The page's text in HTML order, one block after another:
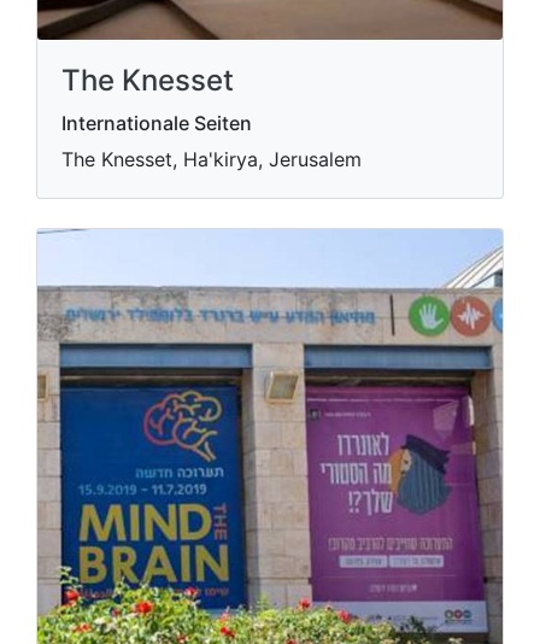
The Knesset
Internationale Seiten
The Knesset, Ha'kirya, Jerusalem